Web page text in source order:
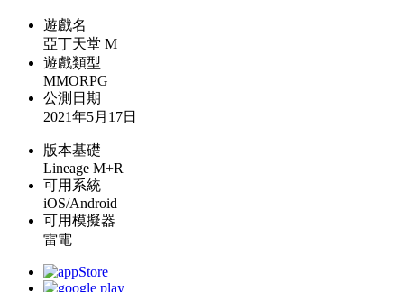
遊戲名
亞丁天堂 M
遊戲類型
MMORPG
公測日期
2021年5月17日
版本基礎
Lineage M+R
可用系統
iOS/Android
可用模擬器
雷電